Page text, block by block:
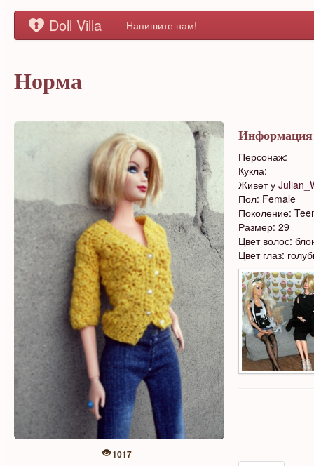
Doll Villa Напишите нам!
Норма
1017
Информация
Персонаж:
Кукла:
Живет у
Пол: Female
Поколение:
Размер: 29
Цвет волос:
Цвет глаз: